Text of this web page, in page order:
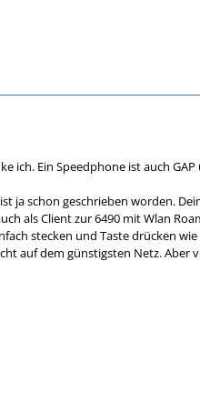
ich. Ein Speedphone ist auch
ja schon geschrieben worden.
als Client zur 6490 mit Wlan
stecken und Taste drücken
auf dem günstigsten Netz. Aber